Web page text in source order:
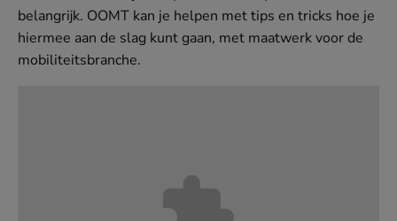
belangrijk. OOMT kan je helpen met tips en tricks hoe je
hiermee aan de slag kunt gaan, met maatwerk voor de
mobiliteitsbranche.